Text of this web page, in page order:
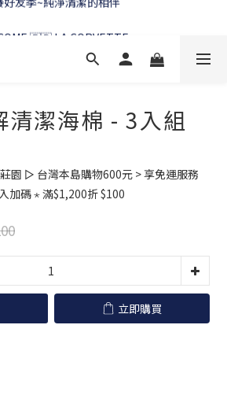
🇫🇷 LA CORVETTE
清潔海棉 - 3入組
園 ▻ 台灣本島購物600元 > 享免運服務
加碼 ⋆ 滿$1,200折 $100
立即購買